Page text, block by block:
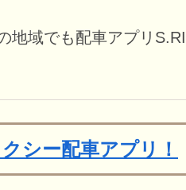
地域でも配車アプリ
シー配車アプリ！